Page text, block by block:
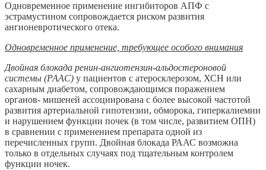
Одновременное применение ингибиторов АПФ с
эстрамустином сопровождается риском развития
ангионевротического отека.
Одновременное применение, требующее особого внимания
Двойная блокада ренин-ангиотензин-альдостероновой
системы (РААС) у пациентов с атеросклерозом, ХСН или
сахарным диабетом, сопровождающимся поражением
органов- мишеней ассоциирована с более высокой частотой
развития артериальной гипотензии, обморока, гиперкалиемии
и нарушением функции почек (в том числе, развитием ОПН)
в сравнении с применением препарата одной из
перечисленных групп. Двойная блокада РААС возможна
только в отдельных случаях под тщательным контролем
функции ночек.